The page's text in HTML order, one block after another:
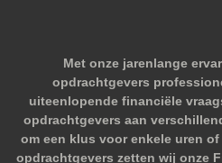
Met onze jarenlange
opdrachtgevers
uiteenlopende financiële
opdrachtgevers aan
om een klus voor enkele uren
opdrachtgevers zetten wij onze